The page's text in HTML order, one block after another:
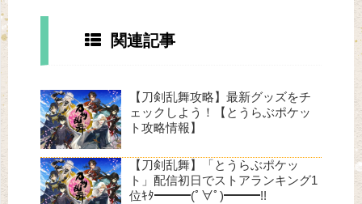
関連記事
【刀剣乱舞攻略】最新グッズをチ
ェックしよう！【とうらぶポケッ
ト攻略情報】
【刀剣乱舞】「とうらぶポケッ
ト」配信初日でストアランキング1
位ｷﾀ━━━(ﾟ∀ﾟ)━━━!!